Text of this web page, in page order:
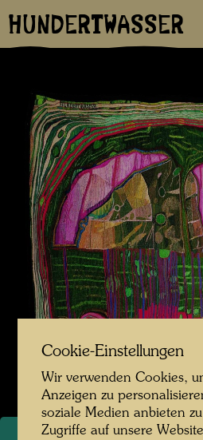
HUNDERTWASSER
Cookie-Einstellungen
Wir verwenden Cookies,
Anzeigen zu
soziale Medien anbieten
Zugriffe auf unsere